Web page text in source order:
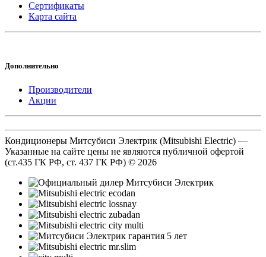
Сертификаты
Карта сайта
Дополнительно
Производители
Акции
Кондиционеры Митсубиси Электрик (Mitsubishi Electric) —
Указанные на сайте цены не являются публичной офертой
(ст.435 ГК РФ, cт. 437 ГК РФ) © 2026